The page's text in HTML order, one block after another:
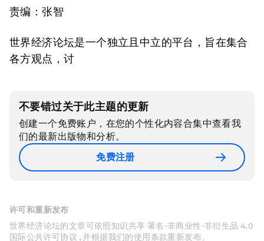
责编：张智
世界经济论坛是一个独立且中立的平台，旨在集合
各方观点，讨
不要错过关于此主题的更新
创建一个免费账户，在您的个性化内容合集中查看我
们的最新出版物和分析。
免费注册
许可和重新发布
世界经济论坛的文章可依照知识共享 署名-非商业性-非衍生品 4.0
国际公共许可协议 , 并根据我们的使用条款重新发布。